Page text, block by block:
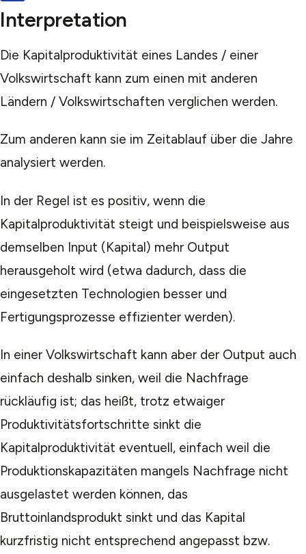
Interpretation
Die Kapitalproduktivität eines Landes / einer
Volkswirtschaft kann zum einen mit anderen
Ländern / Volkswirtschaften verglichen werden.
Zum anderen kann sie im Zeitablauf über die Jahre
analysiert werden.
In der Regel ist es positiv, wenn die
Kapitalproduktivität steigt und beispielsweise aus
demselben Input (Kapital) mehr Output
herausgeholt wird (etwa dadurch, dass die
eingesetzten Technologien besser und
Fertigungsprozesse effizienter werden).
In einer Volkswirtschaft kann aber der Output auch
einfach deshalb sinken, weil die Nachfrage
rückläufig ist; das heißt, trotz etwaiger
Produktivitätsfortschritte sinkt die
Kapitalproduktivität eventuell, einfach weil die
Produktionskapazitäten mangels Nachfrage nicht
ausgelastet werden können, das
Bruttoinlandsprodukt sinkt und das Kapital
kurzfristig nicht entsprechend angepasst bzw.